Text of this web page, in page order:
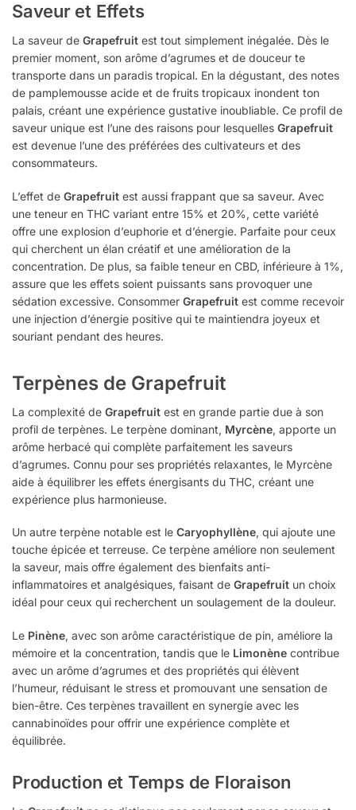
Saveur et Effets
La saveur de Grapefruit est tout simplement inégalée. Dès le
premier moment, son arôme d’agrumes et de douceur te
transporte dans un paradis tropical. En la dégustant, des notes
de pamplemousse acide et de fruits tropicaux inondent ton
palais, créant une expérience gustative inoubliable. Ce profil de
saveur unique est l’une des raisons pour lesquelles Grapefruit
est devenue l’une des préférées des cultivateurs et des
consommateurs.
L’effet de Grapefruit est aussi frappant que sa saveur. Avec
une teneur en THC variant entre 15% et 20%, cette variété
offre une explosion d’euphorie et d’énergie. Parfaite pour ceux
qui cherchent un élan créatif et une amélioration de la
concentration. De plus, sa faible teneur en CBD, inférieure à 1%,
assure que les effets soient puissants sans provoquer une
sédation excessive. Consommer Grapefruit est comme recevoir
une injection d’énergie positive qui te maintiendra joyeux et
souriant pendant des heures.
Terpènes de Grapefruit
La complexité de Grapefruit est en grande partie due à son
profil de terpènes. Le terpène dominant, Myrcène, apporte un
arôme herbacé qui complète parfaitement les saveurs
d’agrumes. Connu pour ses propriétés relaxantes, le Myrcène
aide à équilibrer les effets énergisants du THC, créant une
expérience plus harmonieuse.
Un autre terpène notable est le Caryophyllène, qui ajoute une
touche épicée et terreuse. Ce terpène améliore non seulement
la saveur, mais offre également des bienfaits anti-
inflammatoires et analgésiques, faisant de Grapefruit un choix
idéal pour ceux qui recherchent un soulagement de la douleur.
Le Pinène, avec son arôme caractéristique de pin, améliore la
mémoire et la concentration, tandis que le Limonène contribue
avec un arôme d’agrumes et des propriétés qui élèvent
l’humeur, réduisant le stress et promouvant une sensation de
bien-être. Ces terpènes travaillent en synergie avec les
cannabinoïdes pour offrir une expérience complète et
équilibrée.
Production et Temps de Floraison